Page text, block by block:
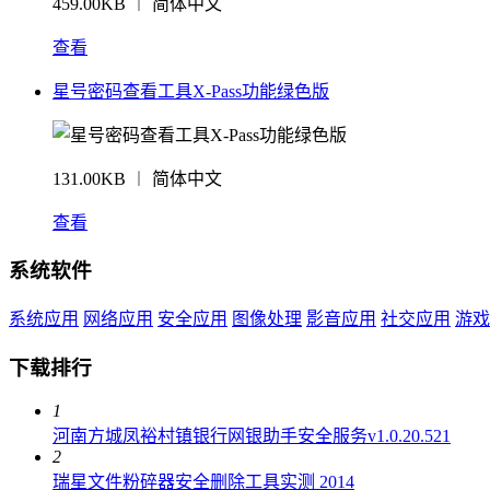
查看
星号密码查看工具X-Pass功能绿色版
131.00KB ︱ 简体中文
查看
系统软件
系统应用 网络应用 安全应用 图像处理 影音应用 社交应用 游
下载排行
1
河南方城凤裕村镇银行网银助手安全服务v1.0.20.521
2
瑞星文件粉碎器安全删除工具实测 2014